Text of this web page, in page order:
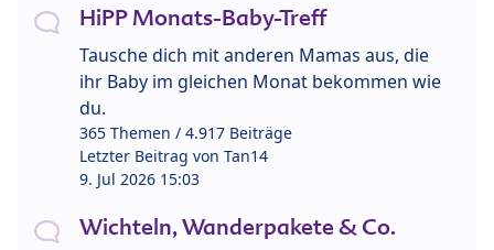
HiPP Monats-Baby-Treff
Tausche dich mit anderen Mamas aus, die
ihr Baby im gleichen Monat bekommen wie
du.
365 Themen / 4.917 Beiträge
Letzter Beitrag von Tan14
9. Jul 2026 15:03
Wichteln, Wanderpakete & Co.